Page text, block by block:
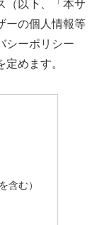
（以下、「本サ
ーの個人情報等
シーポリシー
めます。
含む）